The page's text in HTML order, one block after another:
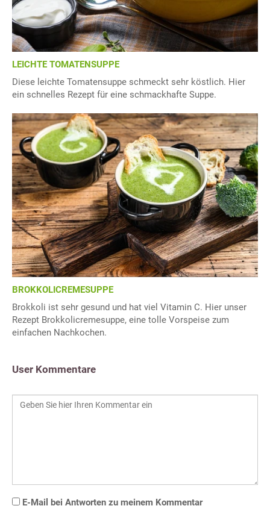
LEICHTE TOMATENSUPPE
Diese leichte Tomatensuppe schmeckt sehr köstlich. Hier
ein schnelles Rezept für eine schmackhafte Suppe.
BROKKOLICREMESUPPE
Brokkoli ist sehr gesund und hat viel Vitamin C. Hier unser
Rezept Brokkolicremesuppe, eine tolle Vorspeise zum
einfachen Nachkochen.
User Kommentare
E-Mail bei Antworten zu meinem Kommentar